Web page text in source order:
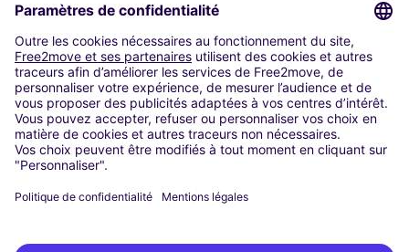
Paris
Madrid
Washington DC
Milan
Rome
Turin
Vienne
Berlin
Düsseldorf